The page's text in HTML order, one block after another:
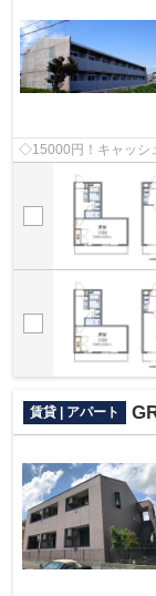
◇15000円！キャッシ
賃貸 | アパート